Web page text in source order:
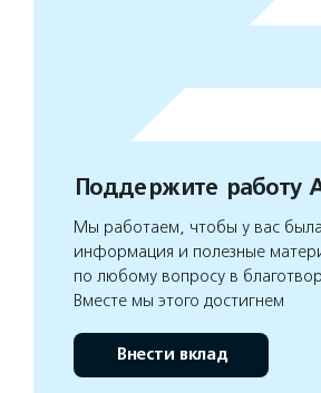
Поддержите работу
Мы работаем, чтобы у вас была
информация и полезные
по любому вопросу в
Вместе мы этого достигнем
Внести вклад